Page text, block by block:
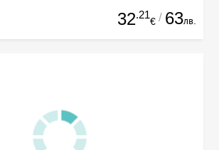
32.21
€ / 63лв.